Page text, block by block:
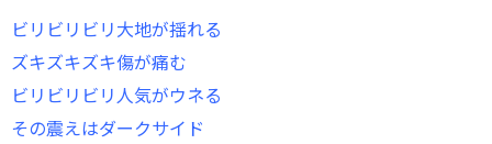
ビリビリビリ大地が揺れる
ズキズキズキ傷が痛む
ビリビリビリ人気がウネる
その震えはダークサイド